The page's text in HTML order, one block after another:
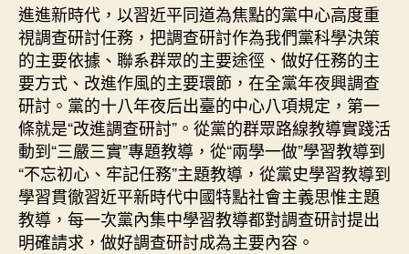
進進新時代，以習近平同道為焦點的黨中心高度重
視調查研討任務，把調查研討作為我們黨科學決策
的主要依據、聯系群眾的主要途徑、做好任務的主
要方式、改進作風的主要環節，在全黨年夜興調查
研討。黨的十八年夜后出臺的中心八項規定，第一
條就是“改進調查研討”。從黨的群眾路線教導實踐活
動到“三嚴三實”專題教導，從“兩學一做”學習教導到
“不忘初心、牢記任務”主題教導，從黨史學習教導到
學習貫徹習近平新時代中國特點社會主義思惟主題
教導，每一次黨內集中學習教導都對調查研討提出
明確請求，做好調查研討成為主要內容。